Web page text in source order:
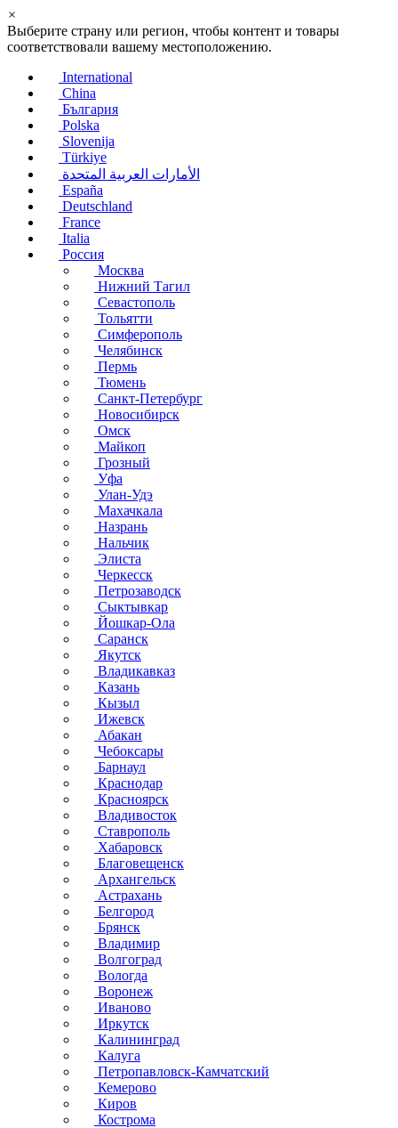
×
Выберите страну или регион, чтобы контент и товары
соответствовали вашему местоположению.
International
China
България
Polska
Slovenija
Türkiye
الأمارات العربية المتحدة
España
Deutschland
France
Italia
Россия
Москва
Нижний Тагил
Севастополь
Тольятти
Симферополь
Челябинск
Пермь
Тюмень
Санкт-Петербург
Новосибирск
Омск
Майкоп
Грозный
Уфа
Улан-Удэ
Махачкала
Назрань
Нальчик
Элиста
Черкесск
Петрозаводск
Сыктывкар
Йошкар-Ола
Саранск
Якутск
Владикавказ
Казань
Кызыл
Ижевск
Абакан
Чебоксары
Барнаул
Краснодар
Красноярск
Владивосток
Ставрополь
Хабаровск
Благовещенск
Архангельск
Астрахань
Белгород
Брянск
Владимир
Волгоград
Вологда
Воронеж
Иваново
Иркутск
Калининград
Калуга
Петропавловск-Камчатский
Кемерово
Киров
Кострома